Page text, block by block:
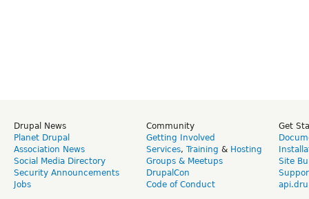
Drupal News
Planet Drupal
Association News
Social Media Directory
Security Announcements
Jobs
Community
Getting Involved
Services, Training & Hosting
Groups & Meetups
DrupalCon
Code of Conduct
Get
Site